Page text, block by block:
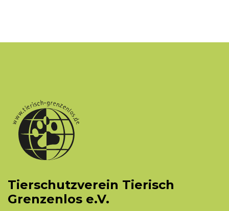
Tierschutzverein Tierisch
Grenzenlos e.V.